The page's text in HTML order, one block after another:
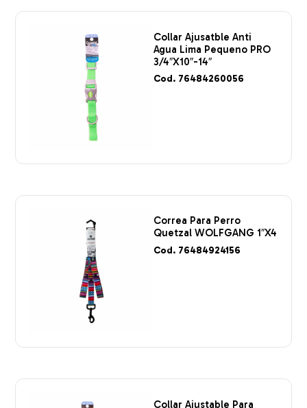
Collar Ajusatble Anti
Agua Lima Pequeno PRO
3/4″X10″-14″
Cod. 76484260056
Correa Para Perro
Quetzal WOLFGANG 1″X4
Cod. 76484924156
Collar Ajustable Para